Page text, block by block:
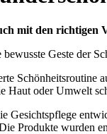
mit den
Geste der
Haut oder Umwelt
Gesichtspflege
Produkte wurden